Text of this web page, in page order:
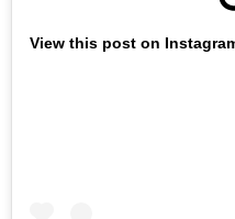
View this post on